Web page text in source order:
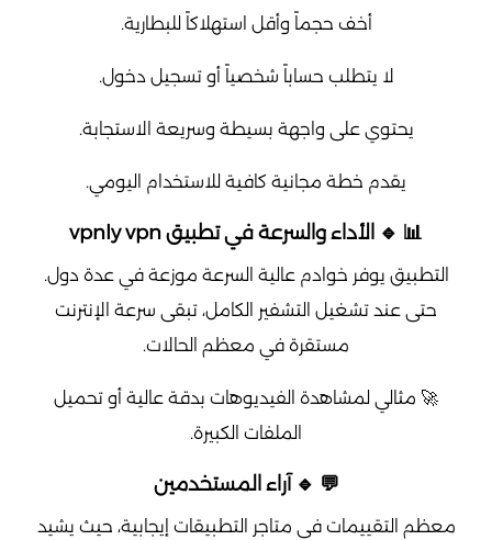
أخف حجماً وأقل استهلاكاً للبطارية.
لا يتطلب حساباً شخصياً أو تسجيل دخول.
يحتوي على واجهة بسيطة وسريعة الاستجابة.
يقدم خطة مجانية كافية للاستخدام اليومي.
📊 🔹 الأداء والسرعة في تطبيق vpnly vpn
التطبيق يوفر خوادم عالية السرعة موزعة في عدة دول.
حتى عند تشغيل التشفير الكامل، تبقى سرعة الإنترنت
مستقرة في معظم الحالات.
🚀 مثالي لمشاهدة الفيديوهات بدقة عالية أو تحميل
الملفات الكبيرة.
💬 🔹 آراء المستخدمين
معظم التقييمات في متاجر التطبيقات إيجابية، حيث يشيد